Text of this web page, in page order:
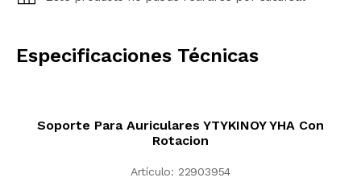
Especificaciones Técnicas
Soporte Para Auriculares YTYKINOY YHA Con
Rotacion
Artículo: 22903954